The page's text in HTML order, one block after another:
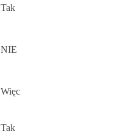
Tak
NIE
Więc
Tak